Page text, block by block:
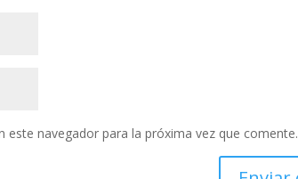
navegador para la próxima vez que comente.